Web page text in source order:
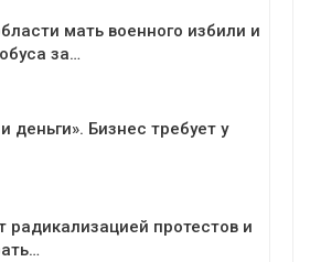
мать военного избили и
за…
деньги». Бизнес требует у
радикализацией протестов и